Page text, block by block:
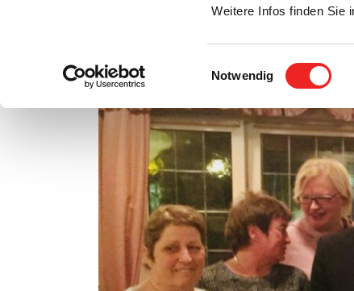
Weitere Infos finden Sie
Einwilligungsauswahl
Notwendig
Großes Dankeschön!
grösseres